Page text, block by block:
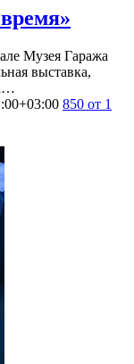
Музея Гаража
выставка,
850 от 1